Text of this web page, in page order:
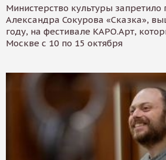
Министерство культуры запретило
Александра Сокурова «Сказка»,
году, на фестивале КАРО.Арт,
Москве с 10 по 15 октября